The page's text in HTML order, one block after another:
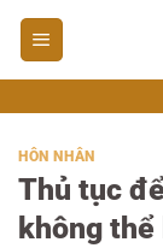
Bỏ
qua
nội
dung
HÔN NHÂN
Thủ tục
không